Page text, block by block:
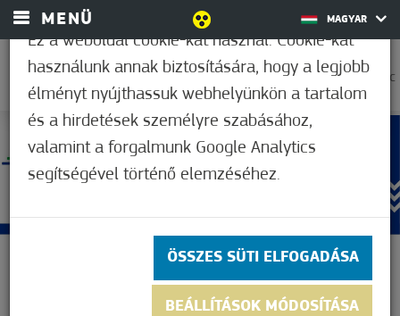
MENÜ MAGYAR
35,0°C
Ez a weboldal cookie-kat használ. Cookie-kat
használunk annak biztosítására, hogy a legjobb
élményt nyújthassuk webhelyünkön a tartalom
és a hirdetések személyre szabásához,
valamint a forgalmunk Google Analytics
segítségével történő elemzéséhez.
ÖSSZES SÜTI ELFOGADÁSA
BEÁLLÍTÁSOK MÓDOSÍTÁSA